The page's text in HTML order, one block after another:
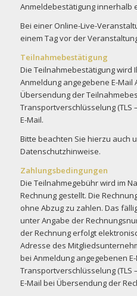
Anmeldebestätigung innerhalb
Bei einer Online-Live-
einem Tag vor der
Teilnahmebestätigung
Die Teilnahmebestätigung wird
Anmeldung angegebene E-Mail
Übersendung der
Transportverschlüsselung (TLS
E-Mail.
Bitte beachten Sie hierzu auch
Datenschutzhinweise.
Zahlungsbedingungen
Die Teilnahmegebühr wird im
Rechnung gestellt. Die
ohne Abzug zu zahlen. Das
unter Angabe der
der Rechnung erfolgt
Adresse des
bei Anmeldung angegebenen
Transportverschlüsselung (TLS
E-Mail bei Übersendung der